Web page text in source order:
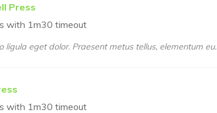
Press
with 1m30 timeout
ligula eget dolor. Praesent metus tellus, elementum eu.
with 1m30 timeout